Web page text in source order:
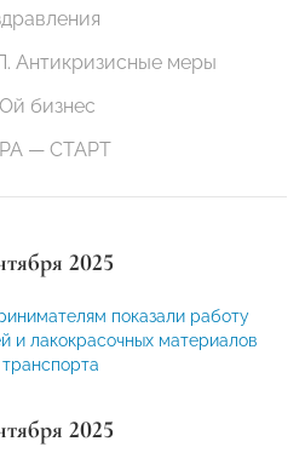
Антикризисные меры
бизнес
— СТАРТ
2025
показали работу
и лакокрасочных материалов
2025